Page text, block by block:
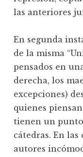
las anteriores
En segunda
de la misma
pensados en
derecha, los
excepciones)
quienes
tienen un
cátedras. En las
autores